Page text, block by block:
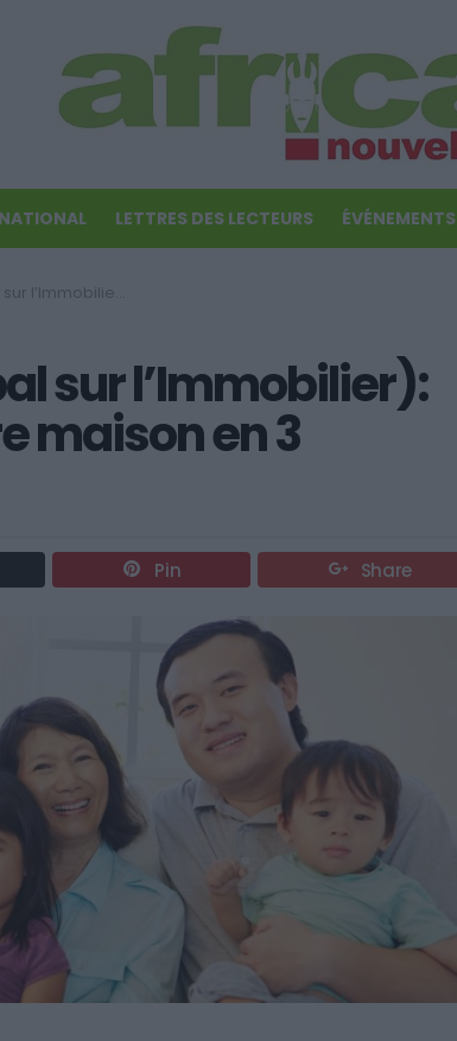
LETTRES DES LECTEURS ÉVÉNEMENTS
première maison en 3 tranches
sur l’Immobilier):
maison en 3
Pin Share